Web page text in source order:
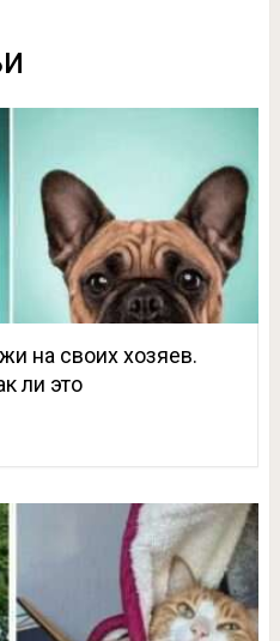
на своих хозяев.
ли это